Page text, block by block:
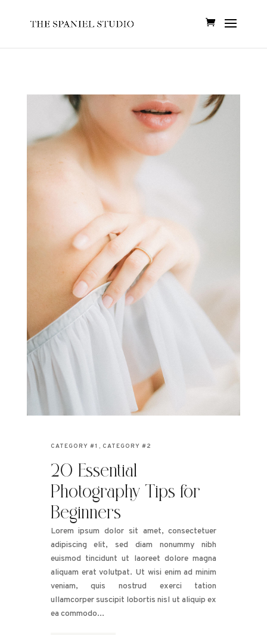
20 Essential
Photography Tips for
Beginners
CATEGORY #1 CATEGORY #2
Lorem ipsum dolor sit amet, consectetuer
adipiscing elit, sed diam nonummy nibh
euismod tincidunt ut laoreet dolore magna
aliquam erat volutpat. Ut wisi enim ad minim
veniam, quis nostrud exerci tation
ullamcorper suscipit lobortis nisl ut aliquip ex
ea commodo...